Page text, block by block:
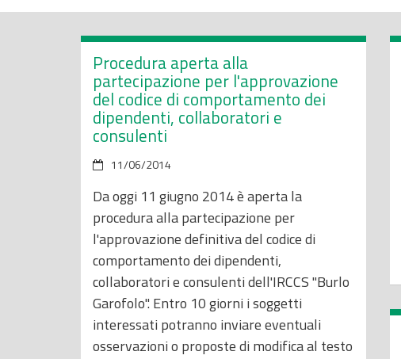
i
Procedura aperta alla
partecipazione per l'approvazione
del codice di comportamento dei
dipendenti, collaboratori e
consulenti
11/06/2014
Da oggi 11 giugno 2014 è aperta la
procedura alla partecipazione per
l'approvazione definitiva del codice di
comportamento dei dipendenti,
collaboratori e consulenti dell'IRCCS "Burlo
Garofolo". Entro 10 giorni i soggetti
interessati potranno inviare eventuali
osservazioni o proposte di modifica al testo